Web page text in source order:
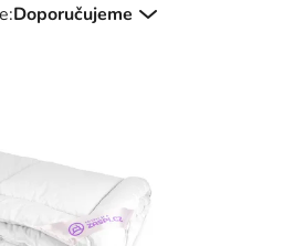
Doporučujeme